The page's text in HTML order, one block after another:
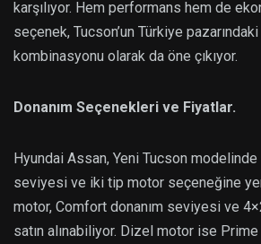
karşılıyor. Hem performans hem de
seçenek, Tucson’un Türkiye
kombinasyonu olarak da öne çıkıyor.
Donanım Seçenekleri ve Fiyatlar.
Hyundai Assan, Yeni Tucson modelinde
seviyesi ve iki tip motor seçeneğine
motor, Comfort donanım seviyesi ve
satın alınabiliyor. Dizel motor ise Prime